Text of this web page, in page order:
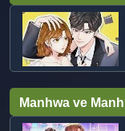
Manhwa ve